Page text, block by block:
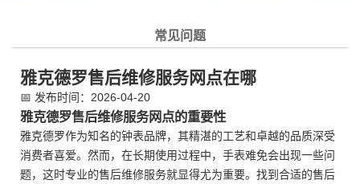
常见问题
雅克德罗售后维修服务网点在哪
📅 发布时间：2026-04-20
雅克德罗售后维修服务网点的重要性
雅克德罗作为知名的钟表品牌，其精湛的工艺和卓越的品质深受
消费者喜爱。然而，在长期使用过程中，手表难免会出现一些问
题，这时专业的售后维修服务就显得尤为重要。找到合适的售后